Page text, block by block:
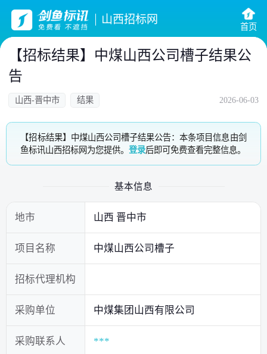
山西招标网
首页
【招标结果】中煤山西公司槽子结果公
告
山西-晋中市 结果 2026-06-03
【招标结果】中煤山西公司槽子结果公告：本条项目信息由剑
鱼标讯山西招标网为您提供。登录后即可免费查看完整信息。
基本信息
地市 山西 晋中市
项目名称 中煤山西公司槽子
招标代理机构
采购单位 中煤集团山西有限公司
采购联系人 ***